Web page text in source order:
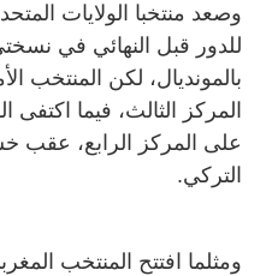
وصعد منتخبا الولايات
بالمونديال، لكن المنتخب
المركز الثالث، فيما
التركي.
ومثلما افتتح المنتخب